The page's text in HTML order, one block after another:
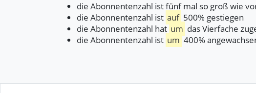
die Abonnentenzahl ist fünf mal so groß wie
die Abonnentenzahl ist auf 500% gestiegen
die Abonnentenzahl hat um das Vierfache
die Abonnentenzahl ist um 400%